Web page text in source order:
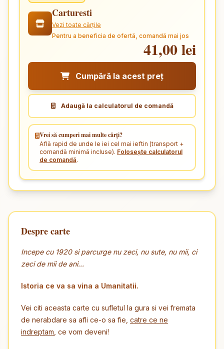
Carturesti
Vezi toate cărțile
Pentru a beneficia de ofertă, comandă mai jos
41,00 lei
Cumpără la acest preț
Adaugă la calculatorul de comandă
Vrei să cumperi mai multe cărți?
Află rapid de unde le iei cel mai ieftin (transport +
comandă minimă incluse). Folosește calculatorul
de comandă.
Despre carte
Incepe cu 1920 si parcurge nu zeci, nu sute, nu mii, ci
zeci de mii de ani...
Istoria ce va sa vina a Umanitatii.
Vei citi aceasta carte cu sufletul la gura si vei fremata
de nerabdare sa afli ce-o sa fie, catre ce ne
indreptam , ce vom deveni!